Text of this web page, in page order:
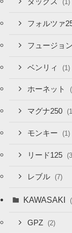
ダックス (1)
フォルツァ
フュージョン
ベンリィ (1)
ホーネット
マグナ250
モンキー (1)
リード125
レブル (7)
KAWASAKI
GPZ (2)